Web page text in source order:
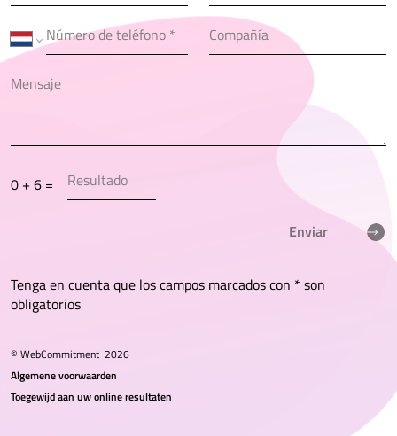
0 + 6 =
Enviar
Tenga en cuenta que los campos marcados con * son
obligatorios
© WebCommitment 2026
Algemene voorwaarden
Toegewijd aan uw online resultaten